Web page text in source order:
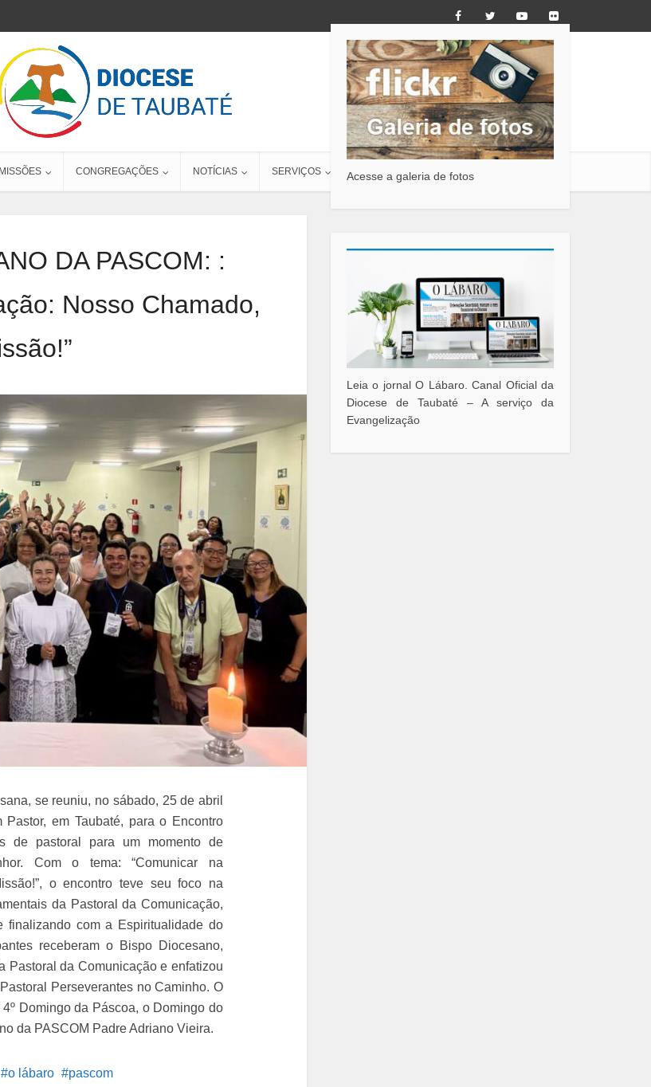
CONGREGAÇÕES NOTÍCIAS SERVIÇOS CONTATO
DA PASCOM: :
Nosso Chamado,
se reuniu, no sábado, 25 de abril
em Taubaté, para o Encontro
de pastoral para um momento de
Com o tema: “Comunicar na
o encontro teve seu foco na
da Pastoral da Comunicação,
finalizando com a Espiritualidade do
receberam o Bispo Diocesano,
Pastoral da Comunicação e enfatizou
Perseverantes no Caminho. O
Domingo da Páscoa, o Domingo do
da PASCOM Padre Adriano Vieira.
o lábaro pascom
Acesse a galeria de fotos
Leia o jornal O Lábaro. Canal Oficial da
Diocese de Taubaté – A serviço da
Evangelização